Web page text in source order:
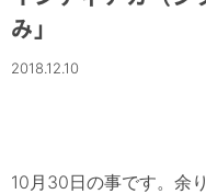
み」
2018.12.10
10月30日の事です。余